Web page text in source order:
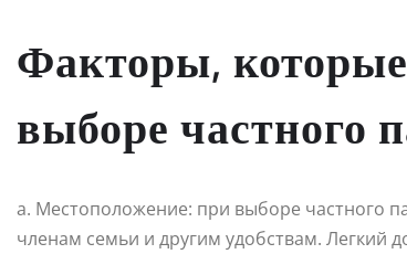
Факторы,
выборе частного
а. Местоположение: при выборе частного
членам семьи и другим удобствам. Легкий